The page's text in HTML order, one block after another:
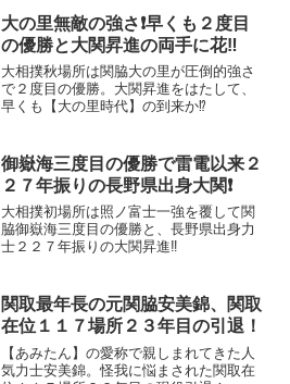
大の里無敵の強さ❗早くも２度目
の優勝と大関昇進の両手に花‼️
大相撲秋場所は関脇大の里が圧倒的強さ
で２度目の優勝。大関昇進をはたして、
早くも【大の里時代】の到来か⁉️
御嶽海三度目の優勝で雷電以来２
２７年振りの長野県出身大関❗
大相撲初場所は照ノ富士一強を覆して関
脇御嶽海三度目の優勝と、長野県出身力
士２２７年振りの大関昇進‼️
関取最年長の元関脇安美錦、関取
在位１１７場所２３年目の引退！
【あみたん】の愛称で親しまれてきた人
気力士安美錦。怪我に悩まされた関取在